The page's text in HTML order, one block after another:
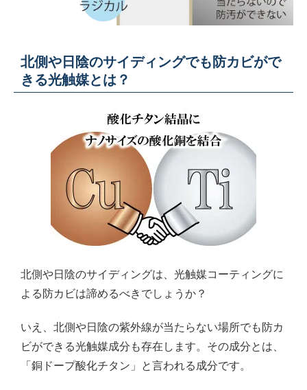
北側や日陰のサイディングでも防カビがで
きる光触媒とは？
北側や日陰のサイディングは、光触媒コーティングに
よる防カビは諦めるべきでしょうか？
いえ、北側や日陰の紫外線が当たらない場所でも防カ
ビができる光触媒成分も存在します。その成分とは、
「銅ドープ酸化チタン」と言われる成分です。